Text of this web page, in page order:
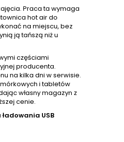
Praca ta wymaga
hot air do
na miejscu, bez
ją tańszą niż u
częściami
producenta.
na kilka dni w serwisie.
i tabletów
własny magazyn z
cenie.
USB